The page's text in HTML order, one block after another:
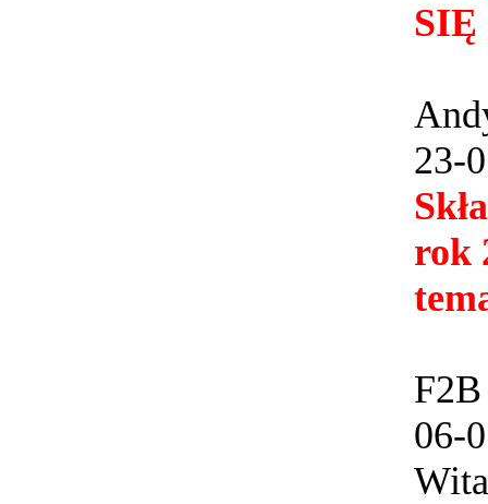
23-
rok
06-